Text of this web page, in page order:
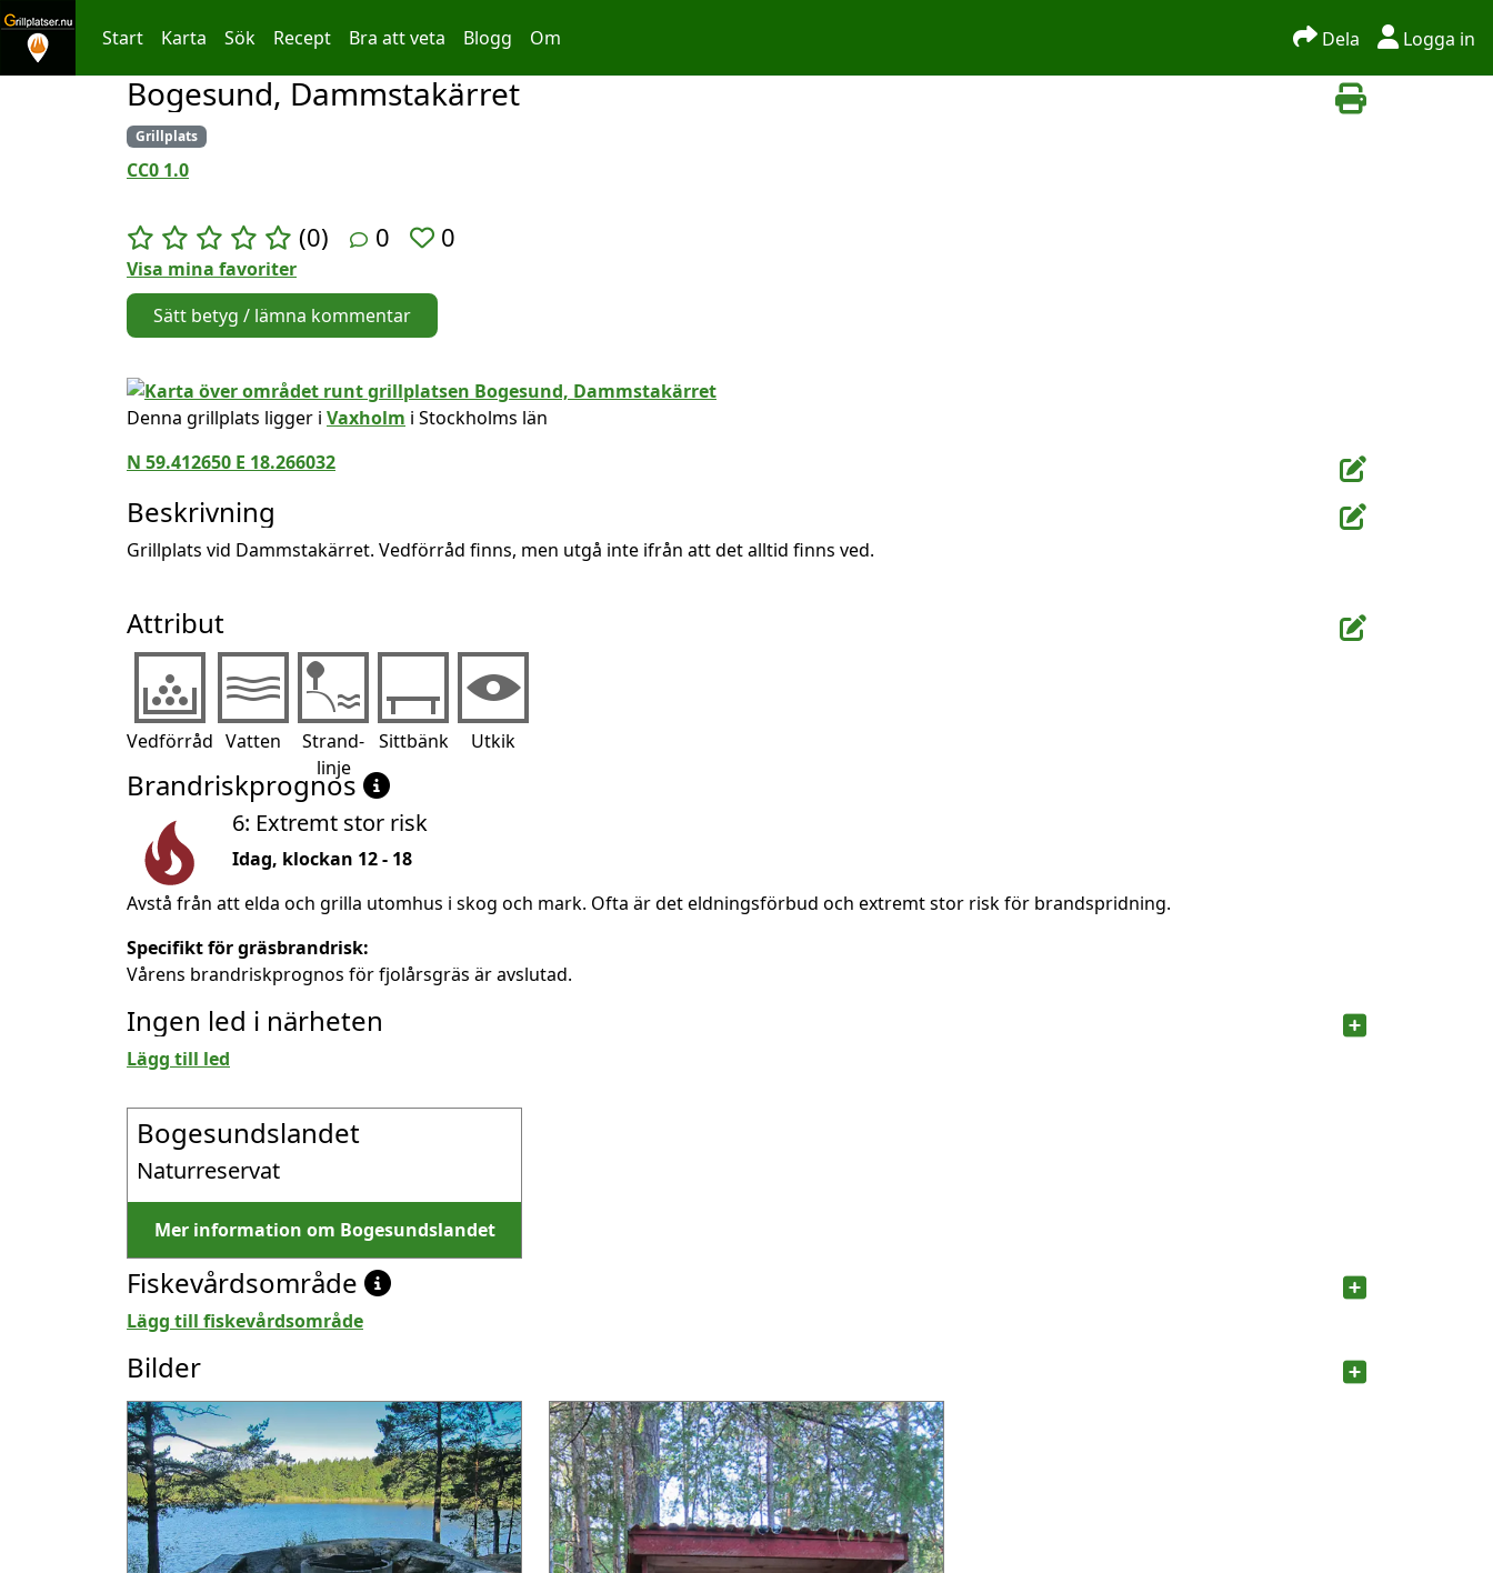
Hoppa till innehållet
Start Karta Sök Recept Bra att veta Blogg Om Dela Logga in
Bogesund, Dammstakärret
Grillplats
CC0 1.0
(0) 0 0
Visa mina favoriter
Sätt betyg / lämna kommentar
Denna grillplats ligger i Vaxholm i Stockholms län
N 59.412650 E 18.266032
Beskrivning
Grillplats vid Dammstakärret. Vedförråd finns, men utgå inte ifrån att det alltid finns ved.
Attribut
Vedförråd Vatten
Strand-
linje
Sittbänk Utkik
Brandriskprognos
6: Extremt stor risk
Idag, klockan 12 - 18
Avstå från att elda och grilla utomhus i skog och mark. Ofta är det eldningsförbud och extremt stor risk för brandspridning.
Specifikt för gräsbrandrisk:
Vårens brandriskprognos för fjolårsgräs är avslutad.
Ingen led i närheten
Lägg till led
Bogesundslandet
Naturreservat
Mer information om Bogesundslandet
Fiskevårdsområde
Lägg till fiskevårdsområde
Bilder